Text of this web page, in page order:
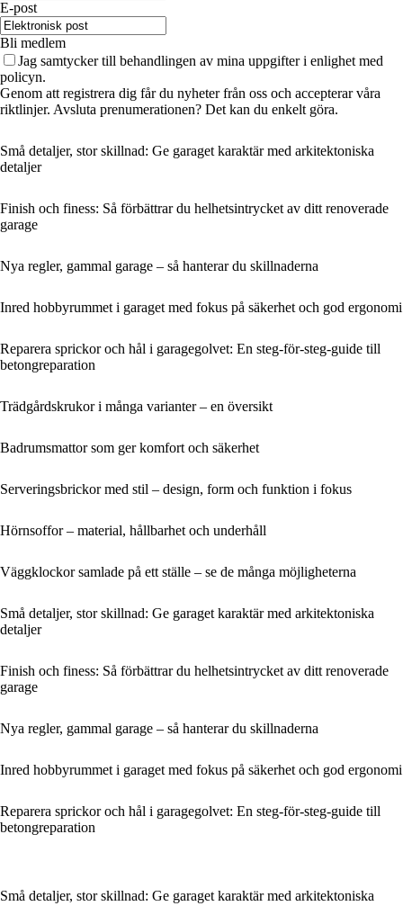
E-post
Bli medlem
Jag samtycker till behandlingen av mina uppgifter i enlighet med
policyn.
Genom att registrera dig får du nyheter från oss och accepterar våra
riktlinjer. Avsluta prenumerationen? Det kan du enkelt göra.
Små detaljer, stor skillnad: Ge garaget karaktär med arkitektoniska
detaljer
Finish och finess: Så förbättrar du helhetsintrycket av ditt renoverade
garage
Nya regler, gammal garage – så hanterar du skillnaderna
Inred hobbyrummet i garaget med fokus på säkerhet och god ergonomi
Reparera sprickor och hål i garagegolvet: En steg-för-steg-guide till
betongreparation
Trädgårdskrukor i många varianter – en översikt
Badrumsmattor som ger komfort och säkerhet
Serveringsbrickor med stil – design, form och funktion i fokus
Hörnsoffor – material, hållbarhet och underhåll
Väggklockor samlade på ett ställe – se de många möjligheterna
Små detaljer, stor skillnad: Ge garaget karaktär med arkitektoniska
detaljer
Finish och finess: Så förbättrar du helhetsintrycket av ditt renoverade
garage
Nya regler, gammal garage – så hanterar du skillnaderna
Inred hobbyrummet i garaget med fokus på säkerhet och god ergonomi
Reparera sprickor och hål i garagegolvet: En steg-för-steg-guide till
betongreparation
Små detaljer, stor skillnad: Ge garaget karaktär med arkitektoniska